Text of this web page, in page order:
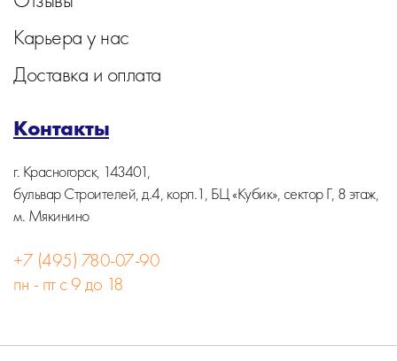
Карьера у нас
Доставка и оплата
Контакты
г. Красногорск, 143401,
бульвар Строителей, д.4, корп.1, БЦ «Кубик», сектор Г, 8 этаж,
м. Мякинино
+7 (495) 780-07-90
пн - пт с 9 до 18